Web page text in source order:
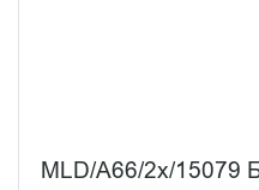
MLD/A66/2x/15079